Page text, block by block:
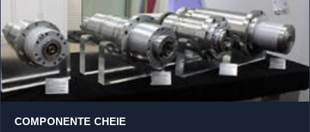
COMPONENTE CHEIE